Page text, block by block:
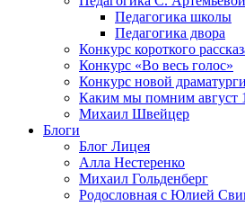
Педагогика школы
Педагогика двора
Конкурс короткого
Конкурс «Во весь голос»
Конкурс новой
Каким мы помним август
Михаил Швейцер
Блоги
Блог Лицея
Алла Нестеренко
Михаил Гольденберг
Родословная с Юлией